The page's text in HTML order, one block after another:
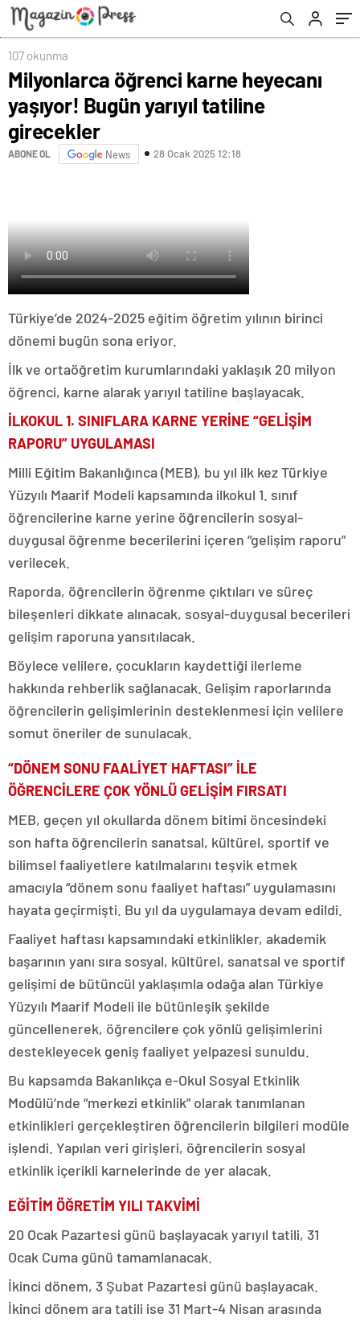
107 okunma
Milyonlarca öğrenci karne heyecanı
yaşıyor! Bugün yarıyıl tatiline
girecekler
ABONE OL News 28 Ocak 2025 12:18
Türkiye’de 2024-2025 eğitim öğretim yılının birinci
dönemi bugün sona eriyor.
İlk ve ortaöğretim kurumlarındaki yaklaşık 20 milyon
öğrenci, karne alarak yarıyıl tatiline başlayacak.
İLKOKUL 1. SINIFLARA KARNE YERİNE “GELİŞİM
RAPORU” UYGULAMASI
Milli Eğitim Bakanlığınca (MEB), bu yıl ilk kez Türkiye
Yüzyılı Maarif Modeli kapsamında ilkokul 1. sınıf
öğrencilerine karne yerine öğrencilerin sosyal-
duygusal öğrenme becerilerini içeren “gelişim raporu”
verilecek.
Raporda, öğrencilerin öğrenme çıktıları ve süreç
bileşenleri dikkate alınacak, sosyal-duygusal becerileri
gelişim raporuna yansıtılacak.
Böylece velilere, çocukların kaydettiği ilerleme
hakkında rehberlik sağlanacak. Gelişim raporlarında
öğrencilerin gelişimlerinin desteklenmesi için velilere
somut öneriler de sunulacak.
“DÖNEM SONU FAALİYET HAFTASI” İLE
ÖĞRENCİLERE ÇOK YÖNLÜ GELİŞİM FIRSATI
MEB, geçen yıl okullarda dönem bitimi öncesindeki
son hafta öğrencilerin sanatsal, kültürel, sportif ve
bilimsel faaliyetlere katılmalarını teşvik etmek
amacıyla “dönem sonu faaliyet haftası” uygulamasını
hayata geçirmişti. Bu yıl da uygulamaya devam edildi.
Faaliyet haftası kapsamındaki etkinlikler, akademik
başarının yanı sıra sosyal, kültürel, sanatsal ve sportif
gelişimi de bütüncül yaklaşımla odağa alan Türkiye
Yüzyılı Maarif Modeli ile bütünleşik şekilde
güncellenerek, öğrencilere çok yönlü gelişimlerini
destekleyecek geniş faaliyet yelpazesi sunuldu.
Bu kapsamda Bakanlıkça e-Okul Sosyal Etkinlik
Modülü’nde “merkezi etkinlik” olarak tanımlanan
etkinlikleri gerçekleştiren öğrencilerin bilgileri modüle
işlendi. Yapılan veri girişleri, öğrencilerin sosyal
etkinlik içerikli karnelerinde de yer alacak.
EĞİTİM ÖĞRETİM YILI TAKVİMİ
20 Ocak Pazartesi günü başlayacak yarıyıl tatili, 31
Ocak Cuma günü tamamlanacak.
İkinci dönem, 3 Şubat Pazartesi günü başlayacak.
İkinci dönem ara tatili ise 31 Mart-4 Nisan arasında